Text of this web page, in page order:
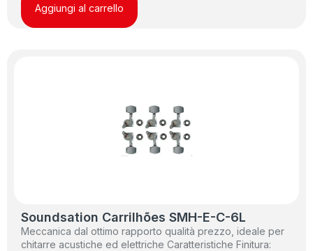
Aggiungi al carrello
Soundsation Carrilhões SMH-E-C-6L
Meccanica dal ottimo rapporto qualità prezzo, ideale per
chitarre acustiche ed elettriche Caratteristiche Finitura: